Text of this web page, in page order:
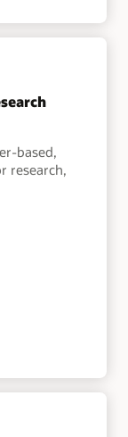
based,
research,